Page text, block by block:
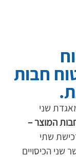
שני
המוצר –
שתי
שני הכיסויים
חבות